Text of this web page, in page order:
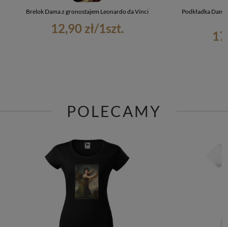
Brelok Dama z gronostajem Leonardo da Vinci
12,90 zł/1szt.
Podkładka
POLECAMY